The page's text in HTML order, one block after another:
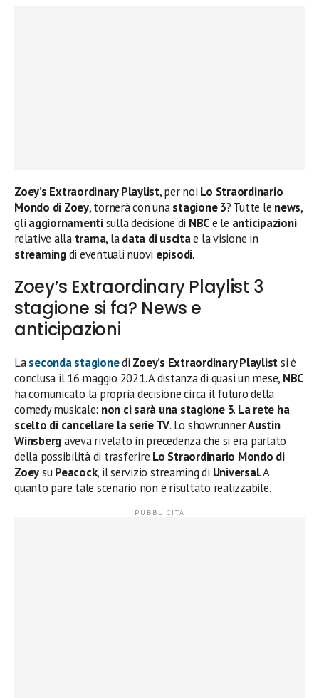
Zoey’s Extraordinary Playlist, per noi Lo Straordinario
Mondo di Zoey, tornerà con unastagione 3? Tutte le news,
gli aggiornamentisulla decisione di NBCe le anticipazioni
relative alla trama, ladata di uscitae la visione in
streamingdi eventuali nuovi episodi.
Zoey’s Extraordinary Playlist 3
stagione si fa? News e
anticipazioni
Laseconda stagionedi Zoey’s Extraordinary Playlistsi è
conclusa il 16 maggio 2021. A distanza di quasi un mese, NBC
ha comunicato la propria decisione circa il futuro della
comedy musicale: non ci sarà una stagione 3. La rete ha
scelto di cancellare la serie TV. Lo showrunnerAustin
Winsbergaveva rivelato in precedenza che si era parlato
della possibilità di trasferire Lo Straordinario Mondo di
ZoeysuPeacock, il servizio streaming di Universal. A
quanto pare tale scenario non è risultato realizzabile.